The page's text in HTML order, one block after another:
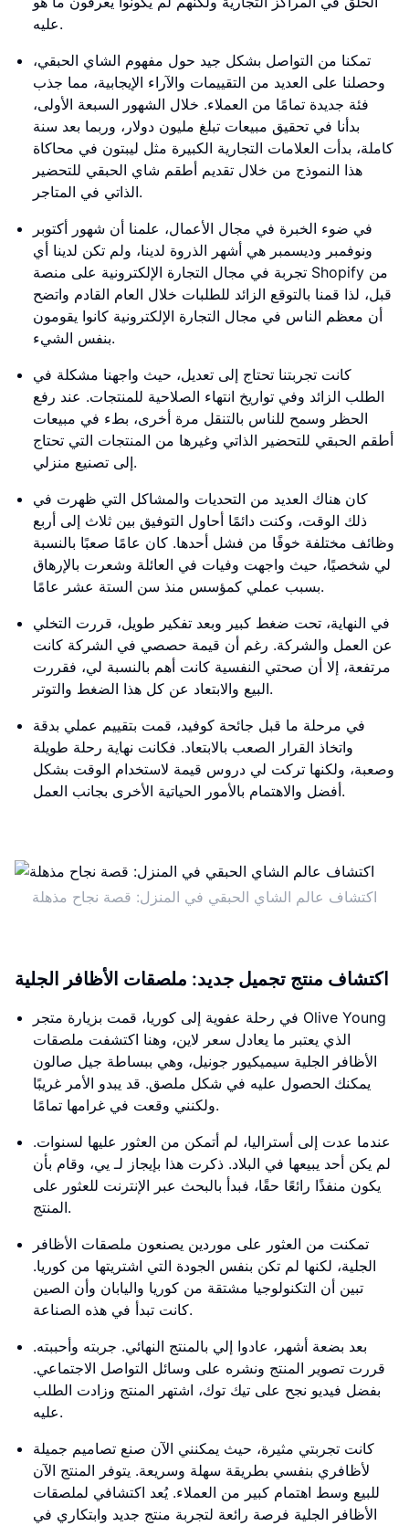
عليه.
تمكنا من التواصل بشكل جيد حول مفهوم الشاي الحبقي،
وحصلنا على العديد من التقييمات والآراء الإيجابية، مما جذب
فئة جديدة تمامًا من العملاء. خلال الشهور السبعة الأولى،
بدأنا في تحقيق مبيعات تبلغ مليون دولار، وربما بعد سنة
كاملة، بدأت العلامات التجارية الكبيرة مثل ليبتون في محاكاة
هذا النموذج من خلال تقديم أطقم شاي الحبقي للتحضير
الذاتي في المتاجر.
في ضوء الخبرة في مجال الأعمال، علمنا أن شهور أكتوبر
ونوفمبر وديسمبر هي أشهر الذروة لدينا، ولم تكن لدينا أي
تجربة في مجال التجارة الإلكترونية على منصة Shopify من
قبل، لذا قمنا بالتوقع الزائد للطلبات خلال العام القادم واتضح
أن معظم الناس في مجال التجارة الإلكترونية كانوا يقومون
بنفس الشيء.
كانت تجربتنا تحتاج إلى تعديل، حيث واجهنا مشكلة في
الطلب الزائد وفي تواريخ انتهاء الصلاحية للمنتجات. عند رفع
الحظر وسمح للناس بالتنقل مرة أخرى، بطء في مبيعات
أطقم الحبقي للتحضير الذاتي وغيرها من المنتجات التي تحتاج
إلى تصنيع منزلي.
كان هناك العديد من التحديات والمشاكل التي ظهرت في
ذلك الوقت، وكنت دائمًا أحاول التوفيق بين ثلاث إلى أربع
وظائف مختلفة خوفًا من فشل أحدها. كان عامًا صعبًا بالنسبة
لي شخصيًا، حيث واجهت وفيات في العائلة وشعرت بالإرهاق
بسبب عملي كمؤسس منذ سن الستة عشر عامًا.
في النهاية، تحت ضغط كبير وبعد تفكير طويل، قررت التخلي
عن العمل والشركة. رغم أن قيمة حصصي في الشركة كانت
مرتفعة، إلا أن صحتي النفسية كانت أهم بالنسبة لي، فقررت
البيع والابتعاد عن كل هذا الضغط والتوتر.
في مرحلة ما قبل جائحة كوفيد، قمت بتقييم عملي بدقة
واتخاذ القرار الصعب بالابتعاد. فكانت نهاية رحلة طويلة
وصعبة، ولكنها تركت لي دروس قيمة لاستخدام الوقت بشكل
أفضل والاهتمام بالأمور الحياتية الأخرى بجانب العمل.
اكتشاف عالم الشاي الحبقي في المنزل: قصة نجاح مذهلة
اكتشاف منتج تجميل جديد: ملصقات الأظافر الجلية
في رحلة عفوية إلى كوريا، قمت بزيارة متجر Olive Young
الذي يعتبر ما يعادل سعر لاين، وهنا اكتشفت ملصقات
الأظافر الجلية سيميكيور جونيل، وهي ببساطة جيل صالون
يمكنك الحصول عليه في شكل ملصق. قد يبدو الأمر غريبًا
ولكنني وقعت في غرامها تمامًا.
عندما عدت إلى ​أستراليا، لم أتمكن من العثور عليها لسنوات.
لم يكن أحد يبيعها في البلاد. ذكرت هذا بإيجاز لـ يي، وقام بأن
يكون منفذًا رائعًا حقًا، فبدأ بالبحث عبر الإنترنت للعثور على
المنتج.
تمكنت من العثور على موردين يصنعون ملصقات الأظافر
الجلية، لكنها لم تكن بنفس الجودة التي اشتريتها من كوريا.
تبين أن التكنولوجيا مشتقة من كوريا واليابان وأن الصين
كانت تبدأ في هذه الصناعة.
بعد بضعة أشهر، عادوا إلي بالمنتج النهائي. جربته وأحببته.
قررت تصوير المنتج ونشره على وسائل التواصل الاجتماعي.
بفضل فيديو نجح على تيك توك، اشتهر المنتج وزادت الطلب
عليه.
كانت تجربتي مثيرة، حيث يمكنني الآن صنع تصاميم جميلة
لأظافري بنفسي بطريقة سهلة وسريعة. يتوفر المنتج الآن
للبيع وسط اهتمام كبير من العملاء. يُعد اكتشافي لملصقات
الأظافر الجلية فرصة رائعة لتجربة منتج جديد وابتكاري في